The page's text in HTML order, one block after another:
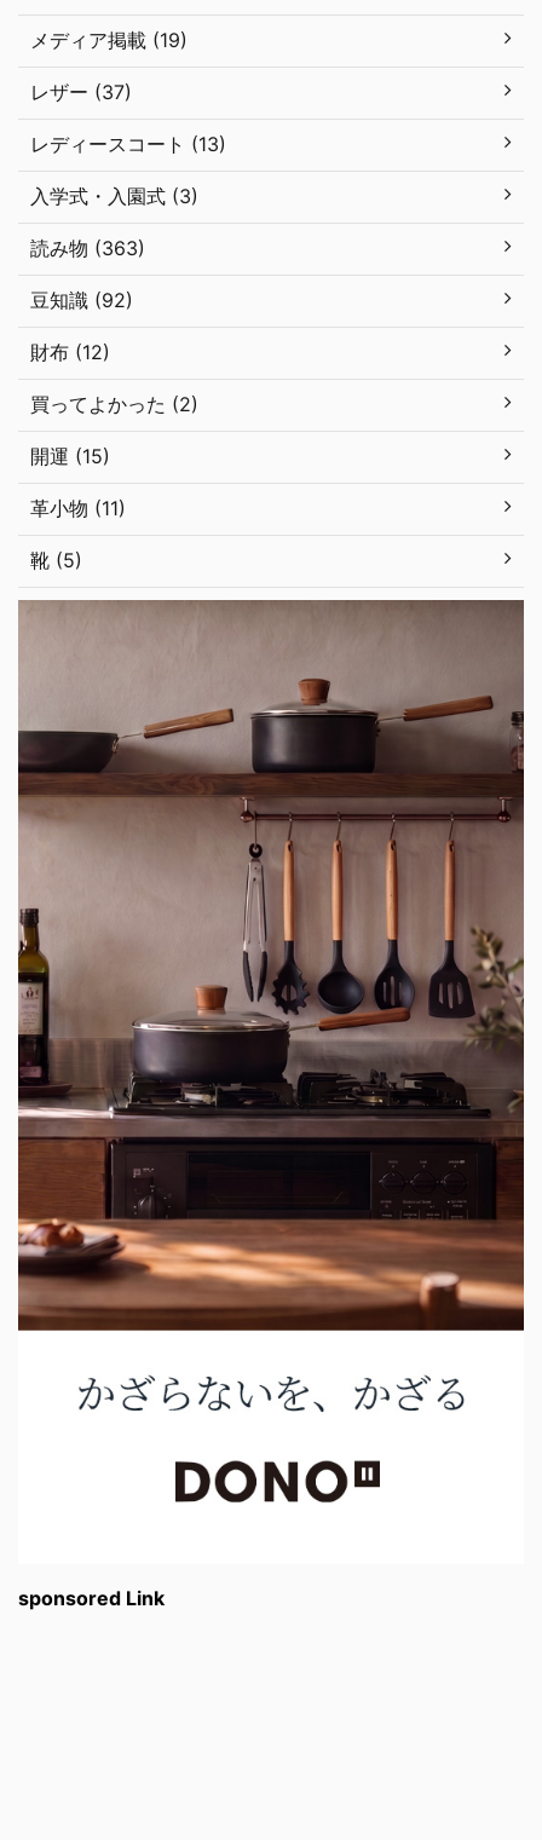
メディア掲載 (19)
レザー (37)
レディースコート (13)
入学式・入園式 (3)
読み物 (363)
豆知識 (92)
財布 (12)
買ってよかった (2)
開運 (15)
革小物 (11)
靴 (5)
sponsored Link